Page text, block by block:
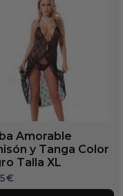
Amorable
y Tanga Color
Talla XL
€